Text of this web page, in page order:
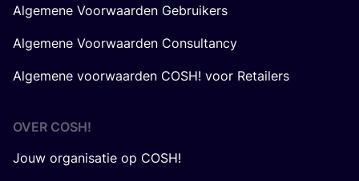
Algemene Voorwaarden Gebruikers
Algemene Voorwaarden Consultancy
Algemene voorwaarden COSH! voor Retailers
OVER COSH!
Jouw organisatie op COSH!